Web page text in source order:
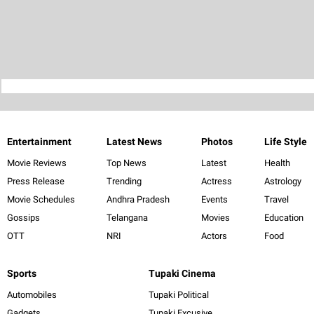
Entertainment
Movie Reviews
Press Release
Movie Schedules
Gossips
OTT
Latest News
Top News
Trending
Andhra Pradesh
Telangana
NRI
Photos
Latest
Actress
Events
Movies
Actors
Life Style
Health
Astrology
Travel
Education
Food
Sports
Automobiles
Tupaki Cinema
Tupaki Political